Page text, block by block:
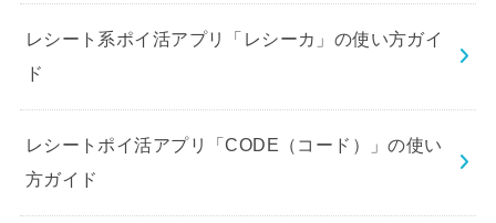
レシート系ポイ活アプリ「レシーカ」の使い方ガイ
ド
レシートポイ活アプリ「CODE（コード）」の使い
方ガイド